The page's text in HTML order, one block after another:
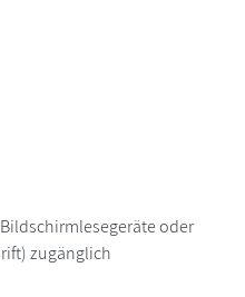
oder
zugänglich